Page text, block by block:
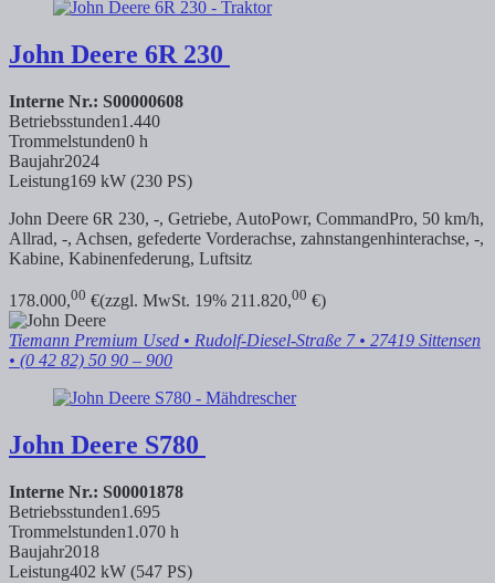
John Deere 6R 230
Interne Nr.: S00000608
Betriebsstunden1.440
Trommelstunden0 h
Baujahr2024
Leistung169 kW (230 PS)
John Deere 6R 230, -, Getriebe, AutoPowr, CommandPro, 50 km/h,
Allrad, -, Achsen, gefederte Vorderachse, zahnstangenhinterachse, -,
Kabine, Kabinenfederung, Luftsitz
178.000,00 €(zzgl. MwSt. 19% 211.820,00 €)
Tiemann Premium Used • Rudolf-Diesel-Straße 7 • 27419 Sittensen
• (0 42 82) 50 90 – 900
John Deere S780
Interne Nr.: S00001878
Betriebsstunden1.695
Trommelstunden1.070 h
Baujahr2018
Leistung402 kW (547 PS)